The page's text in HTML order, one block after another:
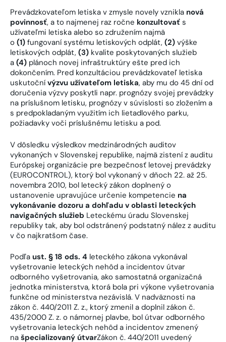
Prevádzkovateľom letiska v zmysle novely vznikla nová
povinnosť, a to najmenej raz ročne konzultovať s
užívateľmi letiska alebo so združením najmä
o (1) fungovaní systému letiskových odplát, (2) výške
letiskových odplát, (3) kvalite poskytovaných služieb
a (4) plánoch novej infraštruktúry ešte pred ich
dokončením. Pred konzultáciou prevádzkovateľ letiska
uskutočnívýzvu užívateľom letiska, aby mu do 45 dní od
doručenia výzvy poskytli napr. prognózy svojej prevádzky
na príslušnom letisku, prognózy v súvislosti so zložením a
s predpokladaným využitím ich lietadlového parku,
požiadavky voči príslušnému letisku a pod.
V dôsledku výsledkov medzinárodných auditov
vykonaných v Slovenskej republike, najmä zistení z auditu
Európskej organizácie pre bezpečnosť letovej prevádzky
(EUROCONTROL), ktorý bol vykonaný v dňoch 22. až 25.
novembra 2010, bol letecký zákon doplnený o
ustanovenie upravujúce určenie kompetencie na
vykonávanie dozoru a dohľadu v oblasti leteckých
navigačných služieb Leteckému úradu Slovenskej
republiky tak, aby bol odstránený podstatný nález z auditu
v čo najkratšom čase.
Podľa ust. § 18 ods. 4 leteckého zákona vykonával
vyšetrovanie leteckých nehôd a incidentov útvar
odborného vyšetrovania, ako samostatná organizačná
jednotka ministerstva, ktorá bola pri výkone vyšetrovania
funkčne od ministerstva nezávislá. V nadväznosti na
zákon č. 440/2011 Z. z., ktorý zmenil a doplnil zákon č.
435/2000 Z. z. o námornej plavbe, bol útvar odborného
vyšetrovania leteckých nehôd a incidentov zmenený
na špecializovaný útvarZákon č. 440/2011 uvedený